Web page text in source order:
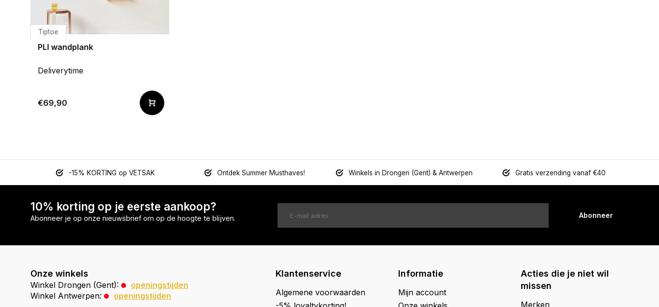
Tiptoe
PLI wandplank
Deliverytime
€69,90
-15% KORTING op VETSAK Ontdek Summer Musthaves! Winkels in Drongen (Gent) & Antwerpen Gratis verzending vanaf €40
10% korting op je eerste aankoop?
Abonneer je op onze nieuwsbrief om op de hoogte te blijven. Abonneer
Onze winkels
Winkel Drongen (Gent):
openingstijden
Winkel Antwerpen:
openingstijden
Klantenservice
Algemene voorwaarden
Informatie
Mijn account
Acties die je niet wil
missen
Merken